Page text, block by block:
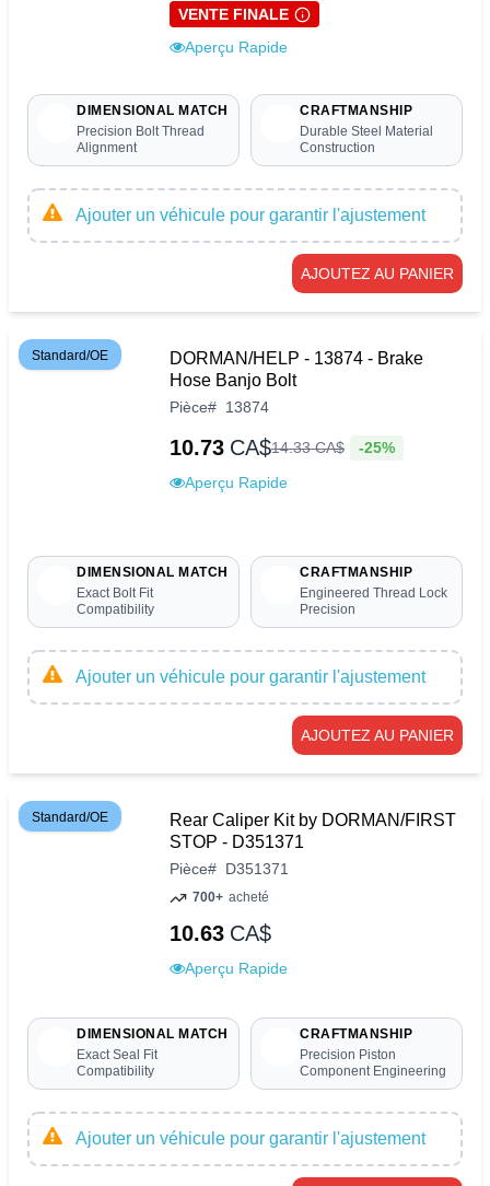
VENTE FINALE
Aperçu Rapide
DIMENSIONAL MATCH
Precision Bolt Thread
Alignment
CRAFTMANSHIP
Durable Steel Material
Construction
Ajouter un véhicule pour garantir l'ajustement
AJOUTEZ AU PANIER
Standard/OE
DORMAN/HELP - 13874 - Brake
Hose Banjo Bolt
Pièce# 13874
10.73 CA$14.33CA$ -25%
Aperçu Rapide
DIMENSIONAL MATCH
Exact Bolt Fit
Compatibility
CRAFTMANSHIP
Engineered Thread Lock
Precision
Ajouter un véhicule pour garantir l'ajustement
AJOUTEZ AU PANIER
Standard/OE
Rear Caliper Kit by DORMAN/FIRST
STOP - D351371
Pièce# D351371
700+ acheté
10.63 CA$
Aperçu Rapide
DIMENSIONAL MATCH
Exact Seal Fit
Compatibility
CRAFTMANSHIP
Precision Piston
Component Engineering
Ajouter un véhicule pour garantir l'ajustement